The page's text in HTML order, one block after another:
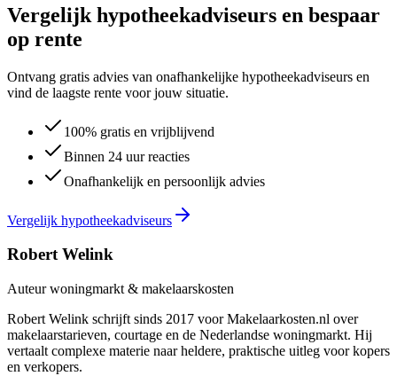
Vergelijk hypotheekadviseurs en bespaar
op rente
Ontvang gratis advies van onafhankelijke hypotheekadviseurs en
vind de laagste rente voor jouw situatie.
100% gratis en vrijblijvend
Binnen 24 uur reacties
Onafhankelijk en persoonlijk advies
Vergelijk hypotheekadviseurs
Robert Welink
Auteur woningmarkt & makelaarskosten
Robert Welink schrijft sinds 2017 voor Makelaarkosten.nl over
makelaarstarieven, courtage en de Nederlandse woningmarkt. Hij
vertaalt complexe materie naar heldere, praktische uitleg voor kopers
en verkopers.